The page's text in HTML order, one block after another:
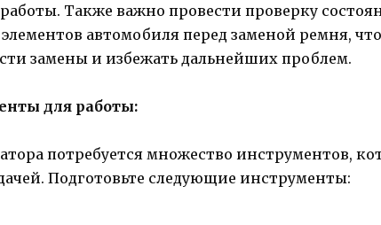
Также важно провести проверку
автомобиля перед заменой ремня,
замены и избежать дальнейших проблем.
для работы:
потребуется множество инструментов,
Подготовьте следующие инструменты: